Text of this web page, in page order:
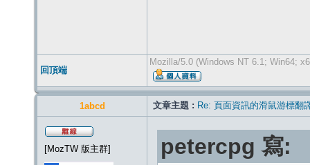
回頂端
Mozilla/5.0 (Windows NT 6.1; Win64;
1abcd 文章主題 : Re: 頁面資訊的滑鼠游標翻
[MozTW 版主群] petercpg 寫: